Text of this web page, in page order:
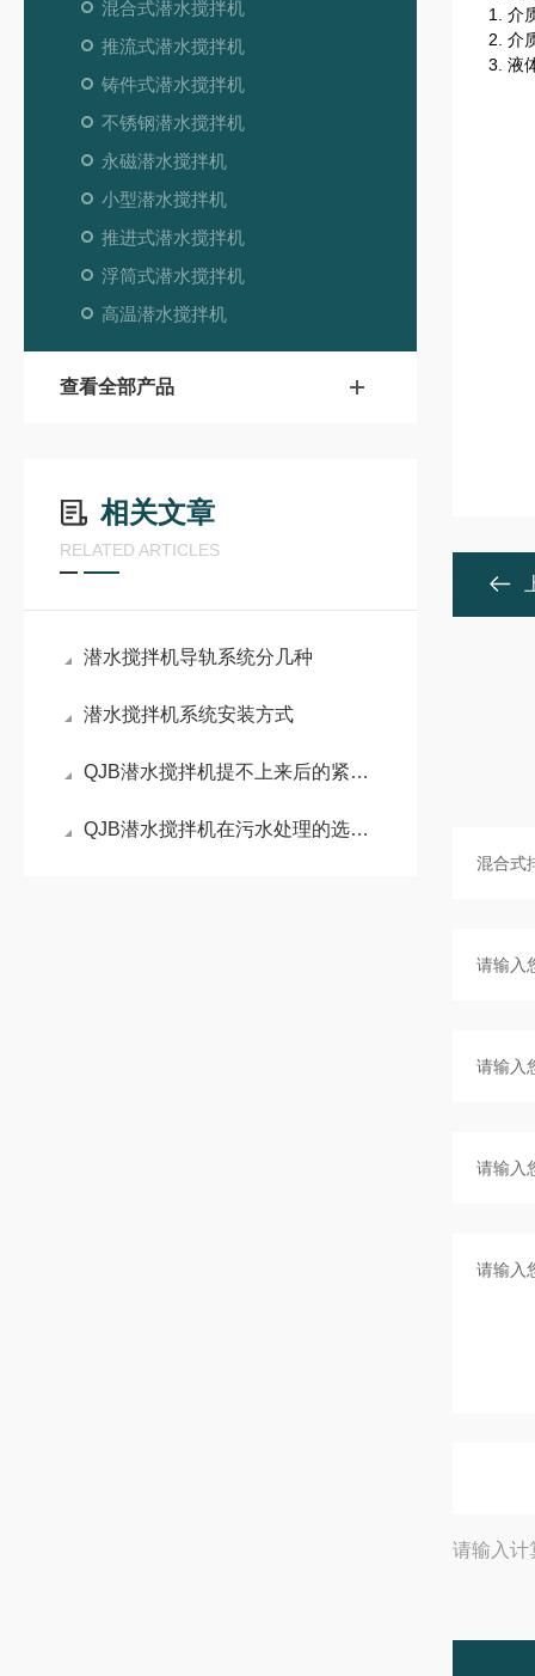
混合式潜水搅拌机
推流式潜水搅拌机
铸件式潜水搅拌机
不锈钢潜水搅拌机
永磁潜水搅拌机
小型潜水搅拌机
推进式潜水搅拌机
浮筒式潜水搅拌机
高温潜水搅拌机
查看全部产品
相关文章
RELATED ARTICLES
潜水搅拌机导轨系统分几种
潜水搅拌机系统安装方式
QJB潜水搅拌机提不上来后的紧急处理方法
QJB潜水搅拌机在污水处理的选型要点
1. 介
2. 介
3. 液
请输入计